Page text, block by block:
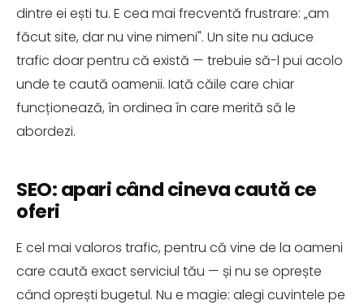
dintre ei ești tu. E cea mai frecventă frustrare: „am
făcut site, dar nu vine nimeni". Un site nu aduce
trafic doar pentru că există — trebuie să-l pui acolo
unde te caută oamenii. Iată căile care chiar
funcționează, în ordinea în care merită să le
abordezi.
SEO: apari când cineva caută ce
oferi
E cel mai valoros trafic, pentru că vine de la oameni
care caută exact serviciul tău — și nu se oprește
când oprești bugetul. Nu e magie: alegi cuvintele pe